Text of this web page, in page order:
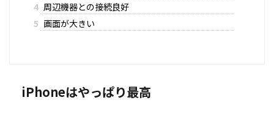
4 周辺機器との接続良好
5 画面が大きい
iPhoneはやっぱり最高